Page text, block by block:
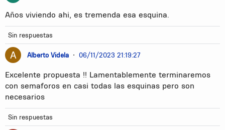
Años viviendo ahi, es tremenda esa esquina.
Sin respuestas
Alberto Videla • 06/11/2023 21:19:27
Excelente propuesta !! Lamentablemente terminaremos
con semaforos en casi todas las esquinas pero son
necesarios
Sin respuestas